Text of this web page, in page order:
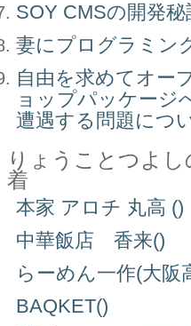
SOY CMSの開発秘
妻にプログラミン
自由を求めてオー
ョップパッケージ
遭遇する問題につ
りょうことつよ
着
本家 アロチ 丸高 ()
中華飯店 香来()
らーめん一作(大阪
BAQKET()